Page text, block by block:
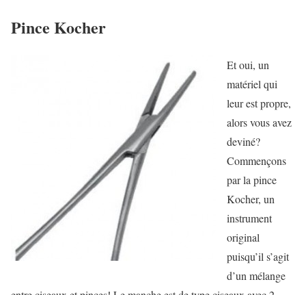
Pince Kocher
Et oui, un
matériel qui
leur est propre,
alors vous avez
deviné?
Commençons
par la pince
Kocher, un
instrument
original
puisqu’il s’agit
d’un mélange